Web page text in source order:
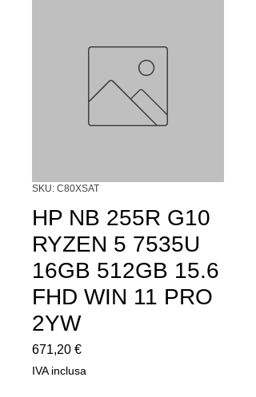
SKU: C80XSAT
HP NB 255R G10
RYZEN 5 7535U
16GB 512GB 15.6
FHD WIN 11 PRO
2YW
671,20 €Prezzo
IVA inclusa